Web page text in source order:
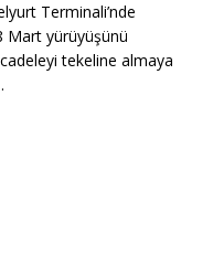
Terminali’nde
Mart yürüyüşünü
tekeline almaya